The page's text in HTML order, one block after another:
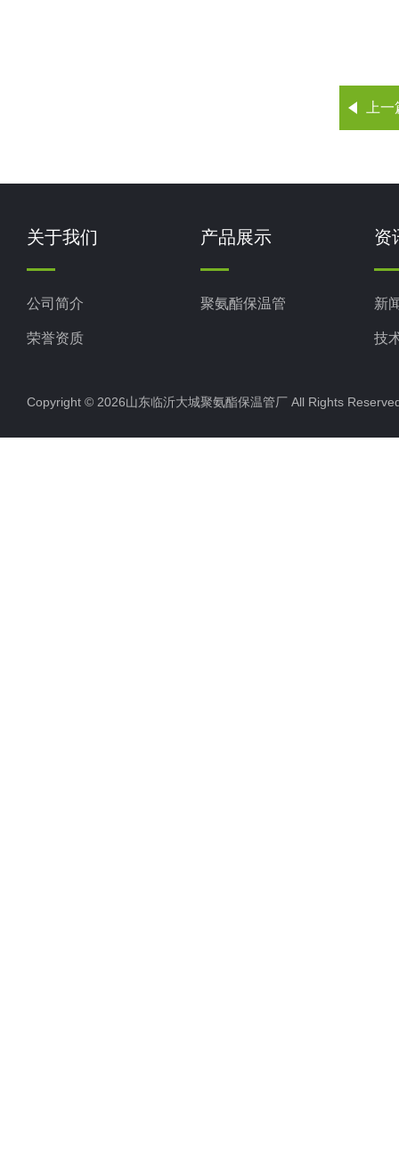
上
关于我们
公司简介
荣誉资质
产品展示
聚氨酯保温管
资
新
技
Copyright © 2026山东临沂大城聚氨酯保温管厂 All Rights